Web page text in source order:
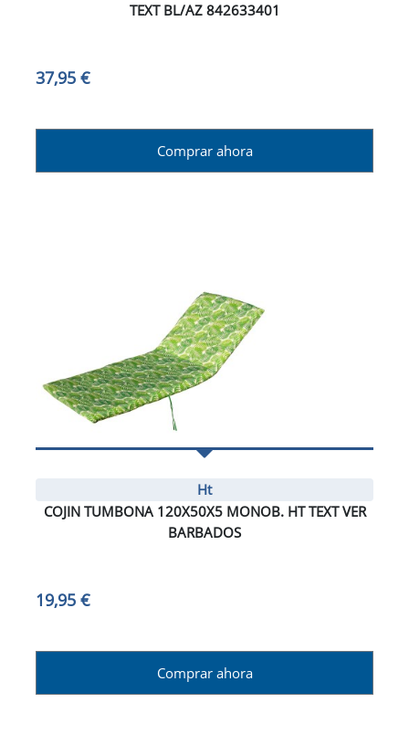
TEXT BL/AZ 842633401
37,95 €
Comprar ahora
Ht
COJIN TUMBONA 120X50X5 MONOB. HT TEXT VER
BARBADOS
19,95 €
Comprar ahora